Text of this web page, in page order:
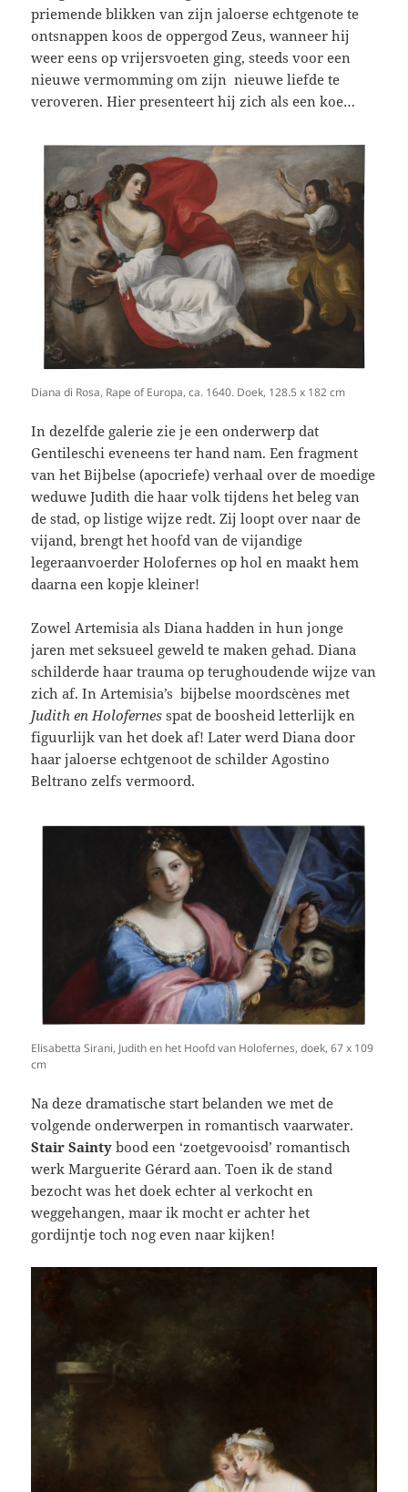
priemende blikken van zijn jaloerse echtgenote te
ontsnappen koos de oppergod Zeus, wanneer hij
weer eens op vrijersvoeten ging, steeds voor een
nieuwe vermomming om zijn nieuwe liefde te
veroveren. Hier presenteert hij zich als een koe…
Diana di Rosa, Rape of Europa, ca. 1640. Doek, 128.5 x 182 cm
In dezelfde galerie zie je een onderwerp dat
Gentileschi eveneens ter hand nam. Een fragment
van het Bijbelse (apocriefe) verhaal over de moedige
weduwe Judith die haar volk tijdens het beleg van
de stad, op listige wijze redt. Zij loopt over naar de
vijand, brengt het hoofd van de vijandige
legeraanvoerder Holofernes op hol en maakt hem
daarna een kopje kleiner!
Zowel Artemisia als Diana hadden in hun jonge
jaren met seksueel geweld te maken gehad. Diana
schilderde haar trauma op terughoudende wijze van
zich af. In Artemisia’s bijbelse moordscènes met
Judith en Holofernes spat de boosheid letterlijk en
figuurlijk van het doek af! Later werd Diana door
haar jaloerse echtgenoot de schilder Agostino
Beltrano zelfs vermoord.
Elisabetta Sirani, Judith en het Hoofd van Holofernes, doek, 67 x 109
cm
Na deze dramatische start belanden we met de
volgende onderwerpen in romantisch vaarwater.
Stair Saintybood een ‘zoetgevooisd’ romantisch
werk Marguerite Gérard aan. Toen ik de stand
bezocht was het doek echter al verkocht en
weggehangen, maar ik mocht er achter het
gordijntje toch nog even naar kijken!